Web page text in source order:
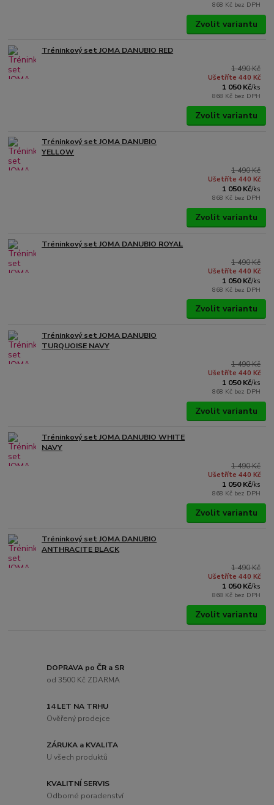
868 Kč bez DPH
Zvolit variantu
Tréninkový set JOMA DANUBIO RED
1 490 Kč
Ušetříte 440 Kč
1 050 Kč/ks
868 Kč bez DPH
Zvolit variantu
Tréninkový set JOMA DANUBIO
YELLOW
1 490 Kč
Ušetříte 440 Kč
1 050 Kč/ks
868 Kč bez DPH
Zvolit variantu
Tréninkový set JOMA DANUBIO ROYAL
1 490 Kč
Ušetříte 440 Kč
1 050 Kč/ks
868 Kč bez DPH
Zvolit variantu
Tréninkový set JOMA DANUBIO
TURQUOISE NAVY
1 490 Kč
Ušetříte 440 Kč
1 050 Kč/ks
868 Kč bez DPH
Zvolit variantu
Tréninkový set JOMA DANUBIO WHITE
NAVY
1 490 Kč
Ušetříte 440 Kč
1 050 Kč/ks
868 Kč bez DPH
Zvolit variantu
Tréninkový set JOMA DANUBIO
ANTHRACITE BLACK
1 490 Kč
Ušetříte 440 Kč
1 050 Kč/ks
868 Kč bez DPH
Zvolit variantu
DOPRAVA po ČR a SR
od 3500 Kč ZDARMA
14 LET NA TRHU
Ověřený prodejce
ZÁRUKA a KVALITA
U všech produktů
KVALITNÍ SERVIS
Odborné poradenství